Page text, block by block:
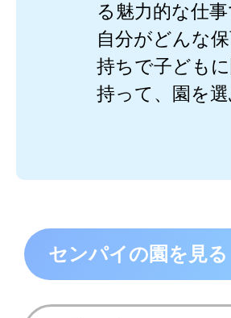
る魅力的な仕事
自分がどんな
持ちで子ども
持って、園を
センパイの園を見る